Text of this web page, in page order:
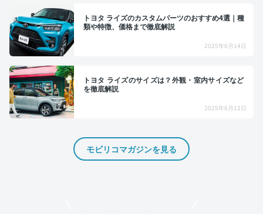
トヨタ ライズのカスタムパーツのおすすめ4選｜種
類や特徴、価格まで徹底解説
2025年6月14日
トヨタ ライズのサイズは？外観・室内サイズなど
を徹底解説
2025年6月12日
モビリコマガジンを見る